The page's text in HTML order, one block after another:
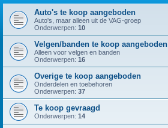
Auto's te koop aangeboden
Auto's, maar alleen uit de VAG-groep
Onderwerpen: 10
Velgen/banden te koop aangeboden
Alleen voor velgen en banden
Onderwerpen: 16
Overige te koop aangeboden
Onderdelen en toebehoren
Onderwerpen: 37
Te koop gevraagd
Onderwerpen: 14